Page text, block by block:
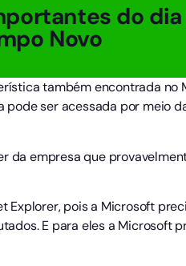
do
Novo
também encontrada no
ser acessada por meio
da empresa que
Explorer, pois a Microsoft
E para eles a Microsoft